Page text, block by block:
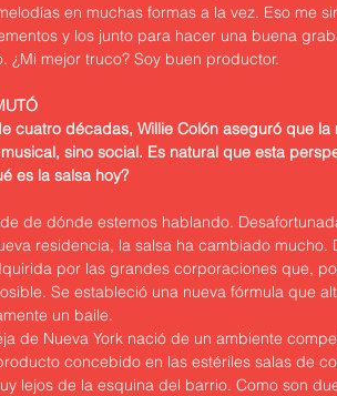
en muchas formas a la vez. Eso me
y los junto para hacer una buena
¿Mi mejor truco? Soy buen productor.
cuatro décadas, Willie Colón aseguró que
sino social. Es natural que esta
es la salsa hoy?
de dónde estemos hablando.
residencia, la salsa ha cambiado
por las grandes corporaciones que,
Se estableció una nueva fórmula que
un baile.
de Nueva York nació de un ambiente
concebido en las estériles salas de
lejos de la esquina del barrio. Como son